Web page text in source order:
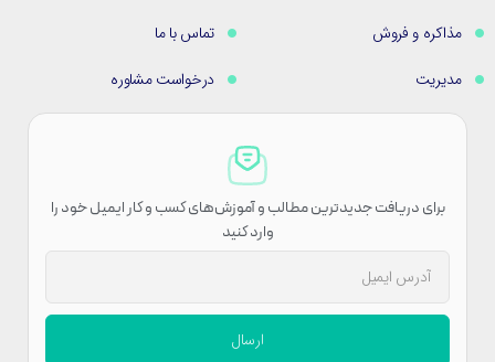
مذاکره و فروش
مدیریت
تماس با ما
درخواست مشاوره
برای دریافت جدیدترین مطالب و آموزش‌های کسب و کار ایمیل خود را
وارد کنید
ارسال